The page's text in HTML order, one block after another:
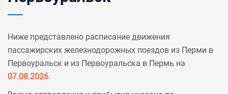
Ниже представлено расписание движения
пассажирских железнодорожных поездов из Перми в
Первоуральск и из Первоуральска в Пермь на
07.08.2026.